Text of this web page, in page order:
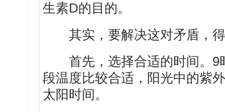
生素D的目的。
其实，要解决这对矛盾，得
首先，选择合适的时间。9
段温度比较合适，阳光中的紫
太阳时间。